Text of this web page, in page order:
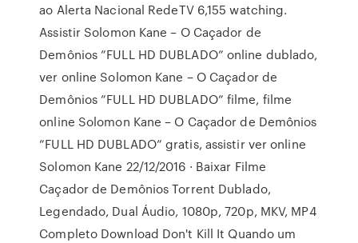
ao Alerta Nacional RedeTV 6,155 watching.
Assistir Solomon Kane – O Caçador de
Demônios ”FULL HD DUBLADO” online dublado,
ver online Solomon Kane – O Caçador de
Demônios ”FULL HD DUBLADO” filme, filme
online Solomon Kane – O Caçador de Demônios
”FULL HD DUBLADO” gratis, assistir ver online
Solomon Kane 22/12/2016 · Baixar Filme
Caçador de Demônios Torrent Dublado,
Legendado, Dual Áudio, 1080p, 720p, MKV, MP4
Completo Download Don't Kill It Quando um